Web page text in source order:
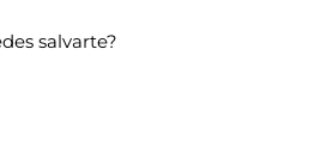
salvarte?